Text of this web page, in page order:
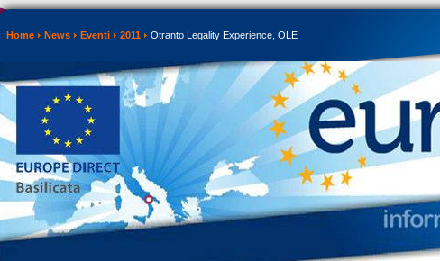
Home News Eventi 2011 Otranto Legality Experience, OLE